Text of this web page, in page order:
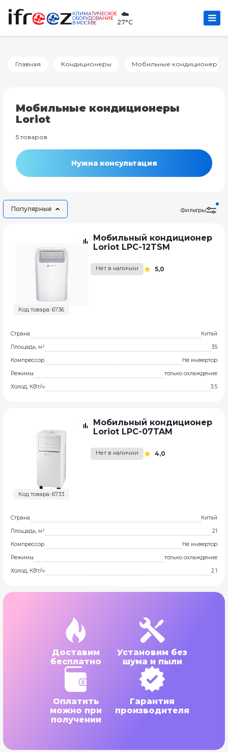
КЛИМАТИЧЕСКОЕ
ОБОРУДОВАНИЕ
В МОСКВЕ
☁️
27°C
Главная Кондиционеры Мобильные кондиционеры
Мобильные кондиционеры
Loriot
5 товаров
Нужна консультация
Популярные Фильтры
Код товара: 6736
Мобильный кондиционер
Loriot LPC-12TSM
Нет в наличии 5,0
Страна
Китай
Площадь, м²
35
Компрессор
Не инвертор
Режимы
только охлаждение
Холод, КВт/ч
3.5
Код товара: 6733
Мобильный кондиционер
Loriot LPC-07TAM
Нет в наличии 4,0
Страна
Китай
Площадь, м²
21
Компрессор
Не инвертор
Режимы
только охлаждение
Холод, КВт/ч
2.1
Доставим
бесплатно
Установим без
шума и пыли
Оплатить
можно при
получении
Гарантия
производителя